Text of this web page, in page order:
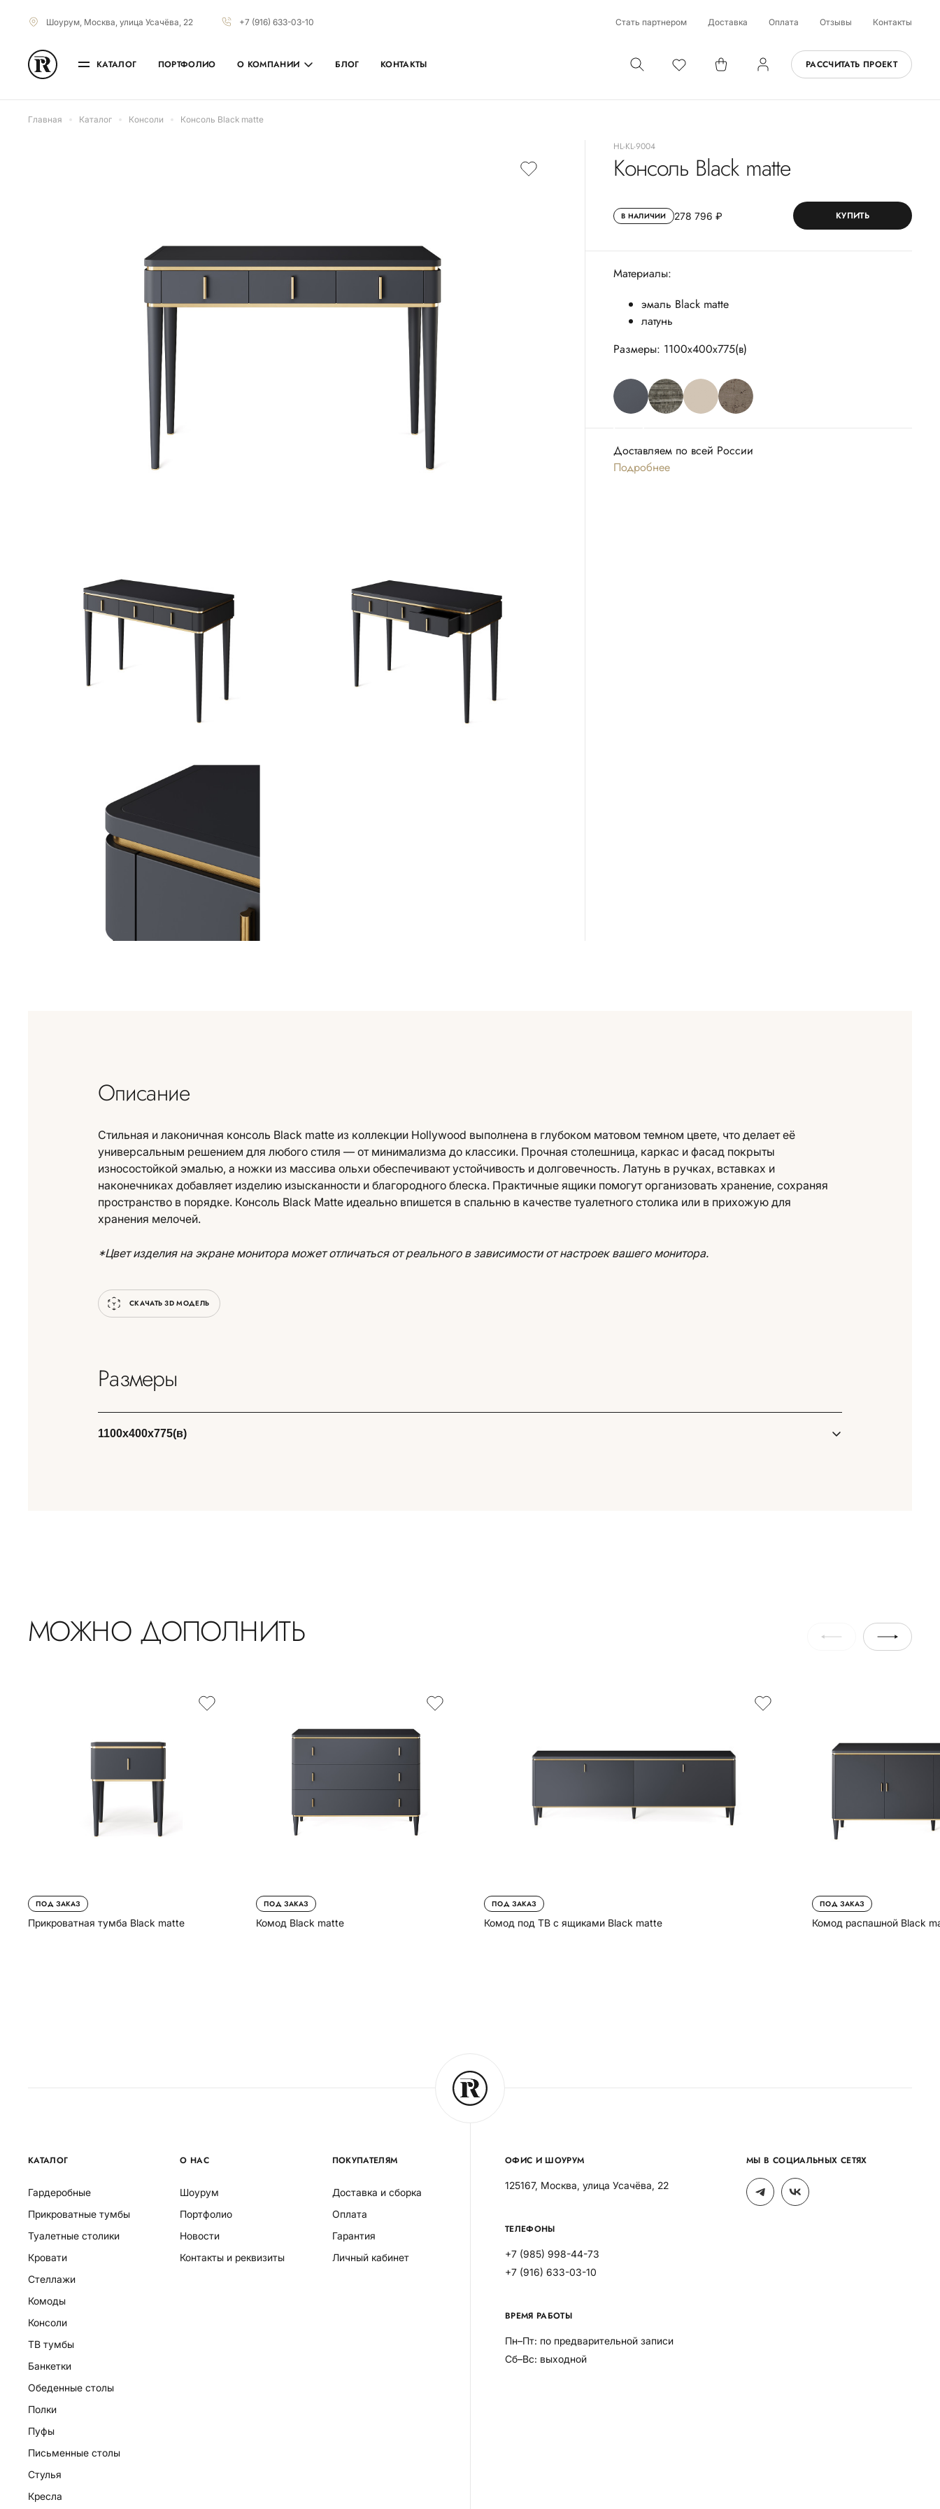
Шоурум, Москва, улица Усачёва, 22 +7 (916) 633-03-10 Стать партнером Доставка Оплата Отзывы Контакты
КАТАЛОГ ПОРТФОЛИО О КОМПАНИИ БЛОГ КОНТАКТЫ РАССЧИТАТЬ ПРОЕКТ
Главная Каталог Консоли Консоль Black matte
HL-KL-9004
Консоль Black matte
В НАЛИЧИИ 278 796 ₽ КУПИТЬ
Материалы:
эмаль Black matte
латунь
Размеры: 1100х400х775(в)
Доставляем по всей России
Подробнее
Описание
Стильная и лаконичная консоль Black matte из коллекции Hollywood выполнена в глубоком матовом темном цвете, что делает её
универсальным решением для любого стиля — от минимализма до классики. Прочная столешница, каркас и фасад покрыты
износостойкой эмалью, а ножки из массива ольхи обеспечивают устойчивость и долговечность. Латунь в ручках, вставках и
наконечниках добавляет изделию изысканности и благородного блеска. Практичные ящики помогут организовать хранение, сохраняя
пространство в порядке. Консоль Black Matte идеально впишется в спальню в качестве туалетного столика или в прихожую для
хранения мелочей.
*Цвет изделия на экране монитора может отличаться от реального в зависимости от настроек вашего монитора.
СКАЧАТЬ 3D МОДЕЛЬ
Размеры
1100х400х775(в)
МОЖНО ДОПОЛНИТЬ
ПОД ЗАКАЗ
Прикроватная тумба Black matte
ПОД ЗАКАЗ
Комод Black matte
ПОД ЗАКАЗ
Комод под ТВ с ящиками Black matte
ПОД ЗАКАЗ
Комод распашной Black
КАТАЛОГ
Гардеробные
Прикроватные тумбы
Туалетные столики
Кровати
Стеллажи
Комоды
Консоли
ТВ тумбы
Банкетки
Обеденные столы
Полки
Пуфы
Письменные столы
Стулья
Кресла
О НАС
Шоурум
Портфолио
Новости
Контакты и реквизиты
ПОКУПАТЕЛЯМ
Доставка и сборка
Оплата
Гарантия
Личный кабинет
ОФИС И ШОУРУМ
125167, Москва, улица Усачёва, 22
ТЕЛЕФОНЫ
+7 (985) 998-44-73
+7 (916) 633-03-10
ВРЕМЯ РАБОТЫ
Пн–Пт: по предварительной записи
Сб–Вс: выходной
МЫ В СОЦИАЛЬНЫХ СЕТЯХ